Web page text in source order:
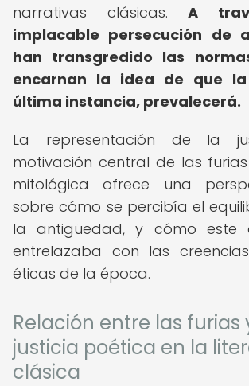
narrativas clásicas.A
implacable persecución de
han transgredido las
encarnan la idea de que
última instancia, prevalecerá.
La representación de la
motivación central de las
mitológica ofrece una
sobre cómo se percibía el
la antigüedad, y cómo este
entrelazaba con las
éticas de la época.
Relación entre las furias
justicia poética en la
clásica